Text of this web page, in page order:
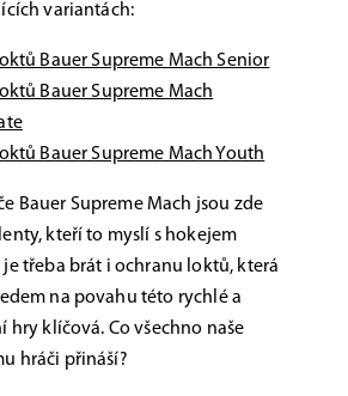
variantách:
Bauer Supreme Mach Senior
Bauer Supreme Mach
Bauer Supreme Mach Youth
Bauer Supreme Mach jsou zde
kteří to myslí s hokejem
je třeba brát i ochranu loktů, která
na povahu této rychlé a
klíčová. Co všechno naše
hráči přináší?